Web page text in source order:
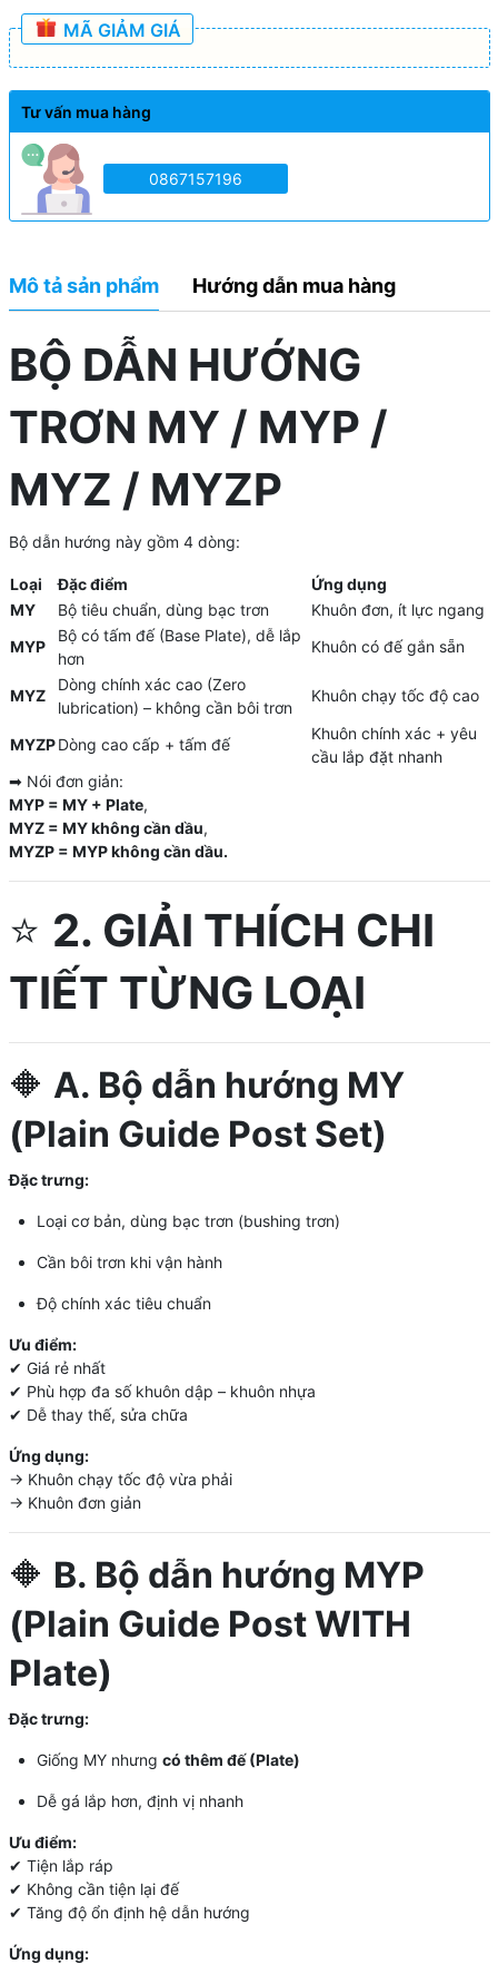
MÃ GIẢM GIÁ
Tư vấn mua hàng
0867157196
Mô tả sản phẩm Hướng dẫn mua hàng
BỘ DẪN HƯỚNG
TRƠN MY / MYP /
MYZ / MYZP
Bộ dẫn hướng này gồm 4 dòng:
Loại Đặc điểm
Ứng dụng
MY
Bộ tiêu chuẩn, dùng bạc trơn
Khuôn đơn, ít lực ngang
MYP
Bộ có tấm đế (Base Plate), dễ lắp
hơn
Khuôn có đế gắn sẵn
MYZ
Dòng chính xác cao (Zero
lubrication) – không cần bôi trơn
Khuôn chạy tốc độ cao
MYZP Dòng cao cấp + tấm đế
Khuôn chính xác + yêu
cầu lắp đặt nhanh
➡ Nói đơn giản:
MYP = MY + Plate,
MYZ = MY không cần dầu,
MYZP = MYP không cần dầu.
⭐ 2. GIẢI THÍCH CHI
TIẾT TỪNG LOẠI
🔶 A. Bộ dẫn hướng MY
(Plain Guide Post Set)
Đặc trưng:
Loại cơ bản, dùng bạc trơn (bushing trơn)
Cần bôi trơn khi vận hành
Độ chính xác tiêu chuẩn
Ưu điểm:
✔ Giá rẻ nhất
✔ Phù hợp đa số khuôn dập – khuôn nhựa
✔ Dễ thay thế, sửa chữa
Ứng dụng:
→ Khuôn chạy tốc độ vừa phải
→ Khuôn đơn giản
🔶 B. Bộ dẫn hướng MYP
(Plain Guide Post WITH
Plate)
Đặc trưng:
Giống MY nhưng có thêm đế (Plate)
Dễ gá lắp hơn, định vị nhanh
Ưu điểm:
✔ Tiện lắp ráp
✔ Không cần tiện lại đế
✔ Tăng độ ổn định hệ dẫn hướng
Ứng dụng: